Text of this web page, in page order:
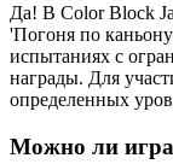
Да! В Color Block
'Погоня по
испытаниях с
награды. Для
определенных
Можно ли